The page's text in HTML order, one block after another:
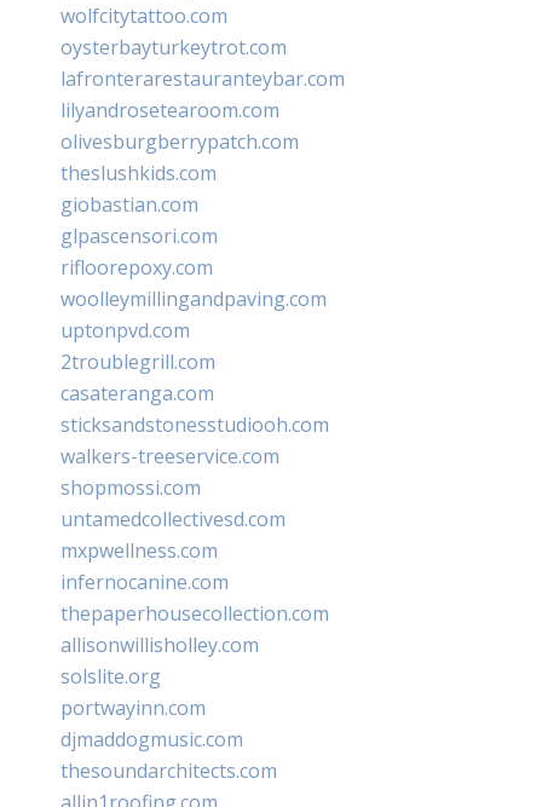
wolfcitytattoo.com
oysterbayturkeytrot.com
lafronterarestauranteybar.com
lilyandrosetearoom.com
olivesburgberrypatch.com
theslushkids.com
giobastian.com
glpascensori.com
rifloorepoxy.com
woolleymillingandpaving.com
uptonpvd.com
2troublegrill.com
casateranga.com
sticksandstonesstudiooh.com
walkers-treeservice.com
shopmossi.com
untamedcollectivesd.com
mxpwellness.com
infernocanine.com
thepaperhousecollection.com
allisonwillisholley.com
solslite.org
portwayinn.com
djmaddogmusic.com
thesoundarchitects.com